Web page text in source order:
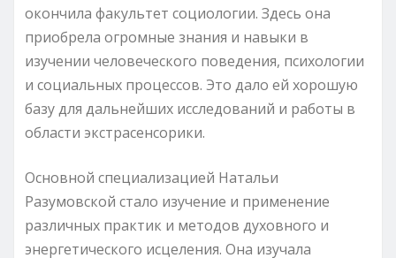
окончила факультет социологии. Здесь она
приобрела огромные знания и навыки в
изучении человеческого поведения, психологии
и социальных процессов. Это дало ей хорошую
базу для дальнейших исследований и работы в
области экстрасенсорики.
Основной специализацией Натальи
Разумовской стало изучение и применение
различных практик и методов духовного и
энергетического исцеления. Она изучала